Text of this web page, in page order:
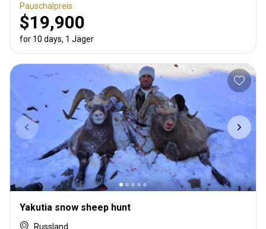
Pauschalpreis
$19,900
for 10 days, 1 Jäger
Yakutia snow sheep hunt
Russland